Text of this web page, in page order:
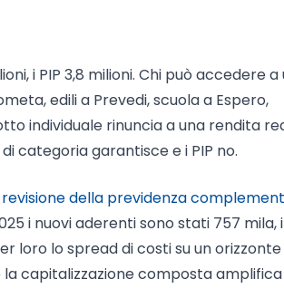
i PIP 3,8 milioni. Chi può accedere a
edili a Prevedi, scuola a Espero,
individuale rinuncia a una rendita
categoria garantisce e i PIP no.
della previdenza
i nuovi aderenti sono stati 757 mila,
loro lo spread di costi su un orizzonte
capitalizzazione composta